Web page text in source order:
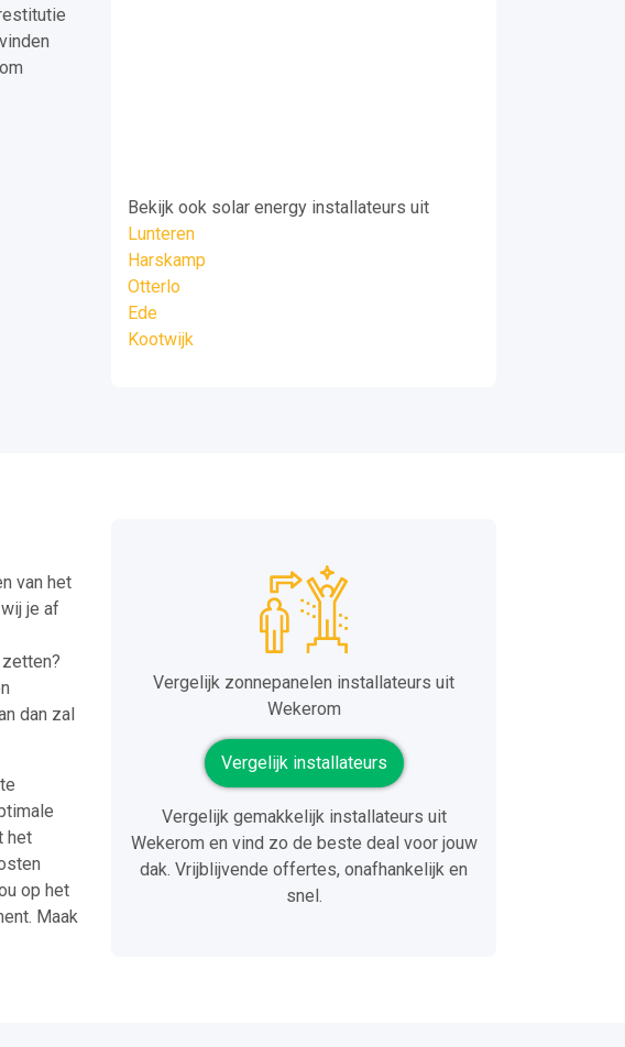
Bekijk ook solar energy installateurs uit
Lunteren
Harskamp
Otterlo
Ede
Kootwijk
van het
je af
dan zal
het
op het
Maak
Vergelijk zonnepanelen installateurs uit
Wekerom
Vergelijk installateurs
Vergelijk gemakkelijk installateurs uit
Wekerom en vind zo de beste deal voor jouw
dak. Vrijblijvende offertes, onafhankelijk en
snel.